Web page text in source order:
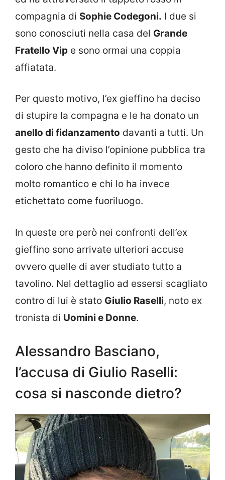
compagnia di Sophie Codegoni. I due si
sono conosciuti nella casa del Grande
Fratello Vip e sono ormai una coppia
affiatata.
Per questo motivo, l’ex gieffino ha deciso
di stupire la compagna e le ha donato un
anello di fidanzamento davanti a tutti. Un
gesto che ha diviso l’opinione pubblica tra
coloro che hanno definito il momento
molto romantico e chi lo ha invece
etichettato come fuoriluogo.
In queste ore però nei confronti dell’ex
gieffino sono arrivate ulteriori accuse
ovvero quelle di aver studiato tutto a
tavolino. Nel dettaglio ad essersi scagliato
contro di lui è stato Giulio Raselli, noto ex
tronista di Uomini e Donne.
Alessandro Basciano,
l’accusa di Giulio Raselli:
cosa si nasconde dietro?